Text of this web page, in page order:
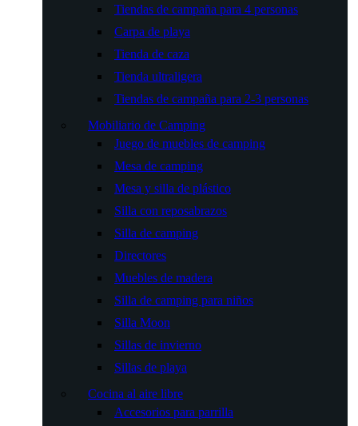
Tiendas de campaña para 4 personas
Carpa de playa
Tienda de caza
Tienda ultraligera
Tiendas de campaña para 2-3 personas
Mobiliario de Camping
Juego de muebles de camping
Mesa de camping
Mesa y silla de plástico
Silla con reposabrazos
Silla de camping
Directores
Muebles de madera
Silla de camping para niños
Silla Moon
Sillas de invierno
Sillas de playa
Cocina al aire libre
Accesorios para parrilla